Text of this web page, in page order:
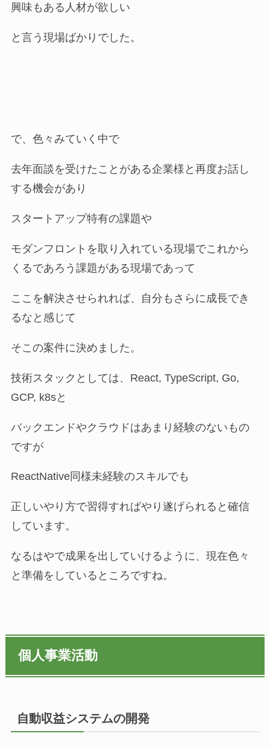
興味もある人材が欲しい
と言う現場ばかりでした。
で、色々みていく中で
去年面談を受けたことがある企業様と再度お話し
する機会があり
スタートアップ特有の課題や
モダンフロントを取り入れている現場でこれから
くるであろう課題がある現場であって
ここを解決させられれば、自分もさらに成長でき
るなと感じて
そこの案件に決めました。
技術スタックとしては、React, TypeScript, Go,
GCP, k8sと
バックエンドやクラウドはあまり経験のないもの
ですが
ReactNative同様未経験のスキルでも
正しいやり方で習得すればやり遂げられると確信
しています。
なるはやで成果を出していけるように、現在色々
と準備をしているところですね。
個人事業活動
自動収益システムの開発